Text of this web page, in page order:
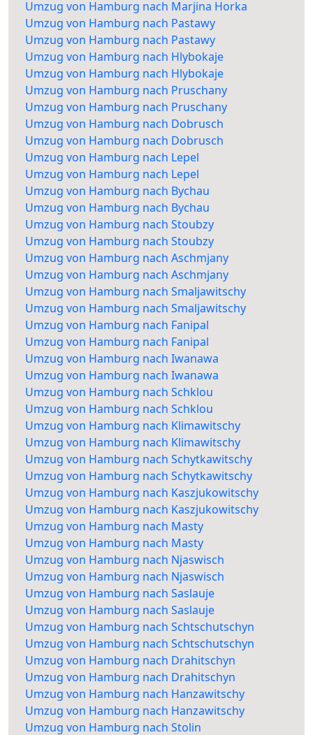
Umzug von Hamburg nach Marjina Horka
Umzug von Hamburg nach Pastawy
Umzug von Hamburg nach Pastawy
Umzug von Hamburg nach Hlybokaje
Umzug von Hamburg nach Hlybokaje
Umzug von Hamburg nach Pruschany
Umzug von Hamburg nach Pruschany
Umzug von Hamburg nach Dobrusch
Umzug von Hamburg nach Dobrusch
Umzug von Hamburg nach Lepel
Umzug von Hamburg nach Lepel
Umzug von Hamburg nach Bychau
Umzug von Hamburg nach Bychau
Umzug von Hamburg nach Stoubzy
Umzug von Hamburg nach Stoubzy
Umzug von Hamburg nach Aschmjany
Umzug von Hamburg nach Aschmjany
Umzug von Hamburg nach Smaljawitschy
Umzug von Hamburg nach Smaljawitschy
Umzug von Hamburg nach Fanipal
Umzug von Hamburg nach Fanipal
Umzug von Hamburg nach Iwanawa
Umzug von Hamburg nach Iwanawa
Umzug von Hamburg nach Schklou
Umzug von Hamburg nach Schklou
Umzug von Hamburg nach Klimawitschy
Umzug von Hamburg nach Klimawitschy
Umzug von Hamburg nach Schytkawitschy
Umzug von Hamburg nach Schytkawitschy
Umzug von Hamburg nach Kaszjukowitschy
Umzug von Hamburg nach Kaszjukowitschy
Umzug von Hamburg nach Masty
Umzug von Hamburg nach Masty
Umzug von Hamburg nach Njaswisch
Umzug von Hamburg nach Njaswisch
Umzug von Hamburg nach Saslauje
Umzug von Hamburg nach Saslauje
Umzug von Hamburg nach Schtschutschyn
Umzug von Hamburg nach Schtschutschyn
Umzug von Hamburg nach Drahitschyn
Umzug von Hamburg nach Drahitschyn
Umzug von Hamburg nach Hanzawitschy
Umzug von Hamburg nach Hanzawitschy
Umzug von Hamburg nach Stolin